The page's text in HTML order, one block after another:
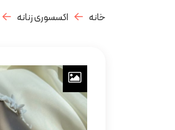
خانه اکسسوری زنانه